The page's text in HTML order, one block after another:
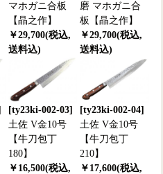
マホガニ合板
【晶之作】
￥29,700(税込,
送料込)
磨 マホガニ合
板【晶之作】
￥29,700(税込,
送料込)
[ty23ki-002-03]
土佐 V金10号
【牛刀包丁
180】
￥16,500(税込,
[ty23ki-002-04]
土佐 V金10号
【牛刀包丁
210】
￥17,600(税込,